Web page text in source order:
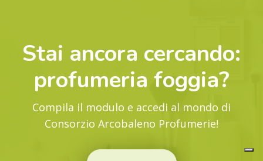
Stai ancora cercando:
profumeria foggia?
Compila il modulo e accedi al mondo di
Consorzio Arcobaleno Profumerie!